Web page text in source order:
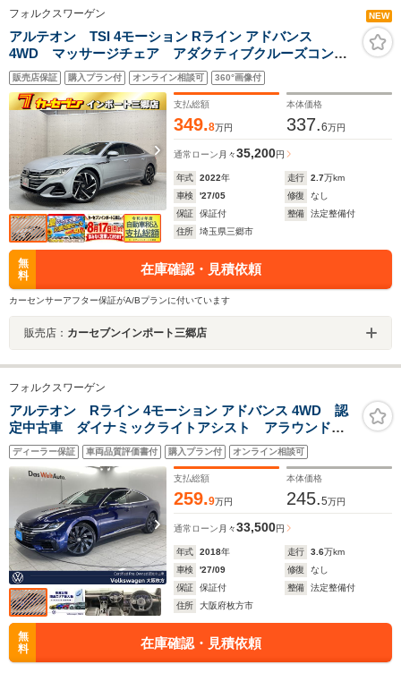
フォルクスワーゲン NEW
アルテオン TSI 4モーション Rライン アドバンス
4WD マッサージチェア アダクティブクルーズコント
ロール ブラインドスポットモニター レーンキープ
アシスト 衝突軽減ブレーキ 4席ヒーター 20インチ
ホイール 電動テールゲート ヘッドアップディスプレ
販売店保証 購入プラン付 オンライン相談可 360°画像付
支払総額
349.8万円
本体価格
337.6万円
通常ローン 月々35,200円
年式 2022年 走行 2.7万km
車検
'27/05 修復
なし
保証
保証付 整備
法定整備付
住所
埼玉県三郷市
無
料
在庫確認・見積依頼
カーセンサーアフター保証がA/Bプランに付いています
販売店： カーセブンインポート三郷店
フォルクスワーゲン
アルテオン Rライン 4モーション アドバンス 4WD 認
定中古車 ダイナミックライトアシスト アラウンドビ
ューカメラ パワーテールゲート レザーシート パワ
ーシート オートホールド サイドアシスト 3ゾーンエ
アコン 純正ナビ スマートキー
ディーラー保証 車両品質評価書付 購入プラン付 オンライン相談可
支払総額
259.9万円
本体価格
245.5万円
通常ローン 月々33,500円
年式 2018年 走行 3.6万km
車検
'27/09 修復
なし
保証
保証付 整備
法定整備付
住所
大阪府枚方市
無
料
在庫確認・見積依頼